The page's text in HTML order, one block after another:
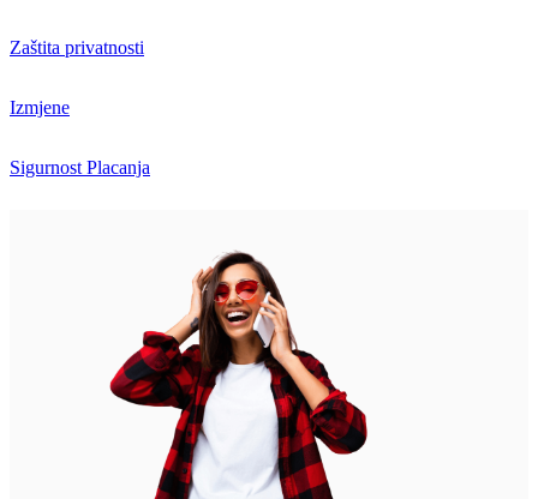
Zaštita privatnosti
Izmjene
Sigurnost Placanja